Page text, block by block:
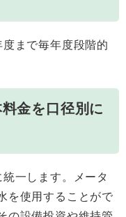
まで毎年度段階的
金を口径別に
一します。メータ
を使用することがで